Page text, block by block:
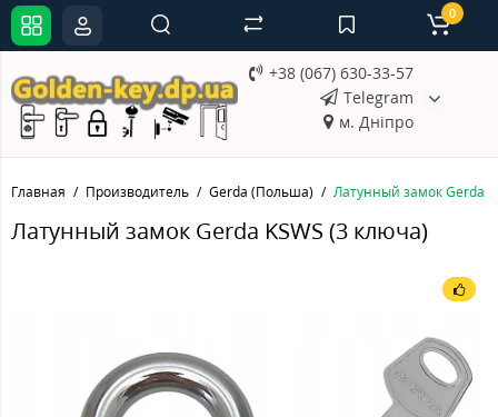
+38 (067) 630-33-57
Telegram
м. Дніпро
0
Главная Производитель Gerda (Польша) Латунный замок Gerda
Латунный замок Gerda KSWS (3 ключа)